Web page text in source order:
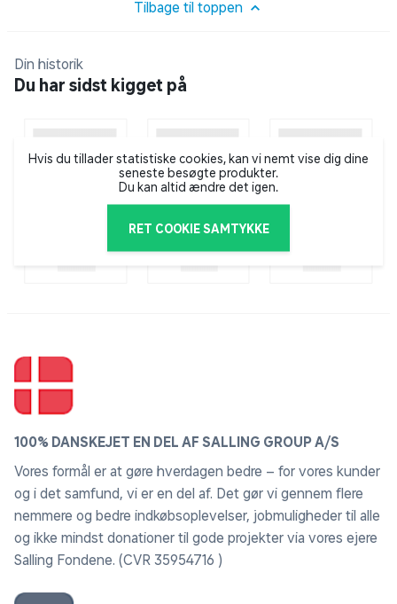
løfter stemningen med Vero RS2's dynamiske
stemningsbelysning. Juster lysstyrken, så den passer
Perfekt detalje
Kast dig ud i en verden af farver og detaljer i FHD-
opløsning (1920 x 1080). Nyd dit indhold med skarp,
naturlig grafik, der forbedrer din underholdning og
produktivitet.
f.eks. BlueLightShield, Flickerless, Low-dimming og
ComfyView. Nyd længere skærmsessioner med mindre
belastning for øjnene.
100 Hz flimmerfri
Nyd mere medrivende billedoplevelser med 100
billeder pr. sekund med 100Hz Flicker-Free – for lavere
inputforsinkelse, ultrajævne 2D-bevægelser og
visning uden øjenbelastning.
Tilbage til toppen
Din historik
Du har sidst kigget på
Hvis du tillader statistiske cookies, kan vi nemt vise dig dine
seneste besøgte produkter.
Du kan altid ændre det igen.
RET COOKIE SAMTYKKE
100% DANSKEJET EN DEL AF SALLING GROUP A/S
Vores formål er at gøre hverdagen bedre – for vores kunder
og i det samfund, vi er en del af. Det gør vi gennem flere
nemmere og bedre indkøbsoplevelser, jobmuligheder til alle
og ikke mindst donationer til gode projekter via vores ejere
Salling Fondene. (CVR 35954716 )